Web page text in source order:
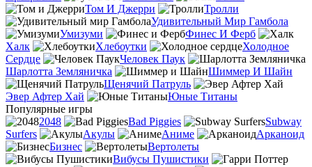
Том И Джерри
Тролли
Удивительный Мир Гамбола
Умизуми
Финес И Ферб
Халк
Хлебоутки
Холодное
Сердце
Человек Паук
Шарлотта Земляничка
Шиммер И Шайн
Щенячий Патруль
Эвер Афтер Хай
Юные Титаны
Популярные игры
2048
Bad Piggies
Subway
Surfers
Акулы Аниме
Арканоид
Бизнес
Вертолеты
Вибусы Пушистики